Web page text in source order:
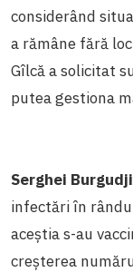
considerând
a rămâne fără
Gîlcă a solicitat
putea gestiona
Serghei
infectări în
aceștia s-au
creșterea